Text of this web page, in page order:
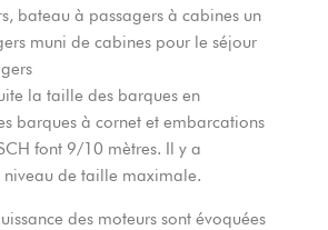
bateau à passagers à cabines un
muni de cabines pour le séjour
la taille des barques en
barques à cornet et embarcations
font 9/10 mètres. Il y a
niveau de taille maximale.
des moteurs sont évoquées